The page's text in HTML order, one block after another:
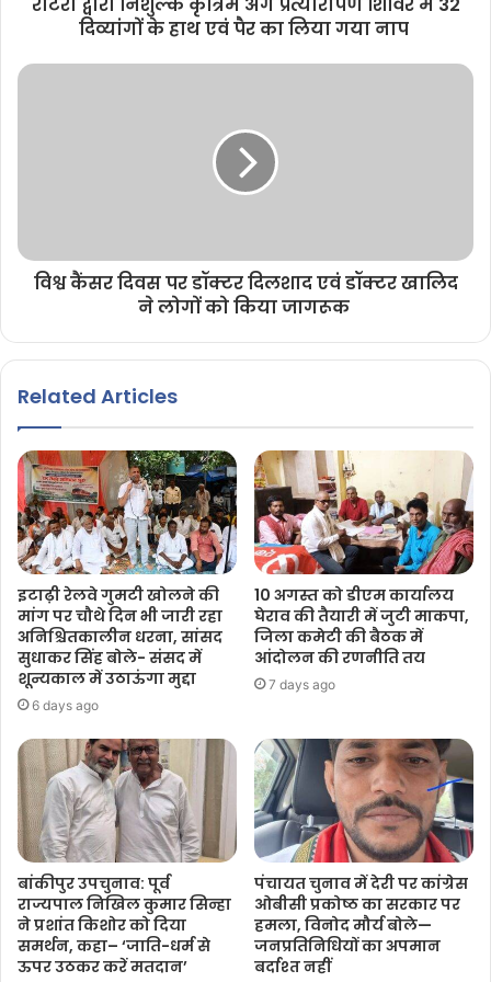
रोटरी द्वारा निशुल्क कृत्रिम अंग प्रत्यारोपण शिविर में 32
दिव्यांगों के हाथ एवं पैर का लिया गया नाप
विश्व कैंसर दिवस पर डॉक्टर दिलशाद एवं डॉक्टर खालिद
ने लोगों को किया जागरूक
Related Articles
इटाढ़ी रेलवे गुमटी खोलने की
मांग पर चौथे दिन भी जारी रहा
अनिश्चितकालीन धरना, सांसद
सुधाकर सिंह बोले- संसद में
शून्यकाल में उठाऊंगा मुद्दा
6 days ago
10 अगस्त को डीएम कार्यालय
घेराव की तैयारी में जुटी माकपा,
जिला कमेटी की बैठक में
आंदोलन की रणनीति तय
7 days ago
बांकीपुर उपचुनाव: पूर्व
राज्यपाल निखिल कुमार सिन्हा
ने प्रशांत किशोर को दिया
समर्थन, कहा– ‘जाति-धर्म से
ऊपर उठकर करें मतदान’
पंचायत चुनाव में देरी पर कांग्रेस
ओबीसी प्रकोष्ठ का सरकार पर
हमला, विनोद मौर्य बोले—
जनप्रतिनिधियों का अपमान
बर्दाश्त नहीं